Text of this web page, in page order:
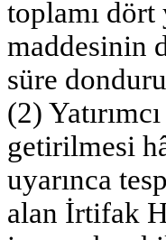
toplamı
maddesinin
süre
(2)
getirilmesi
uyarınca
alan İrtifak